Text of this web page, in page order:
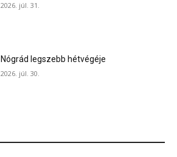
2026. júl. 31.
Nógrád legszebb hétvégéje
2026. júl. 30.